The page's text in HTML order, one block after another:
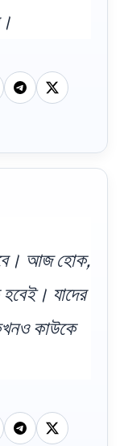
আজ হোক,
যাদের
কাউকে